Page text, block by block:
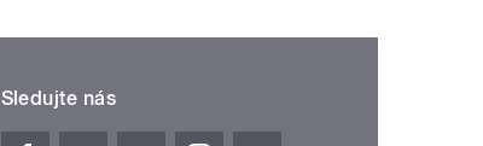
Sledujte nás